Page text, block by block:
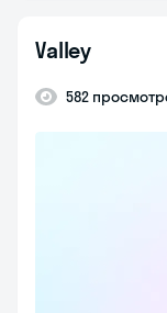
Valley
582